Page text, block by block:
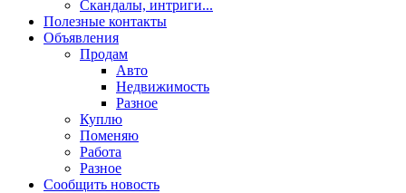
Скандалы, интриги...
Полезные контакты
Объявления
Продам
Авто
Недвижимость
Разное
Куплю
Поменяю
Работа
Разное
Сообщить новость